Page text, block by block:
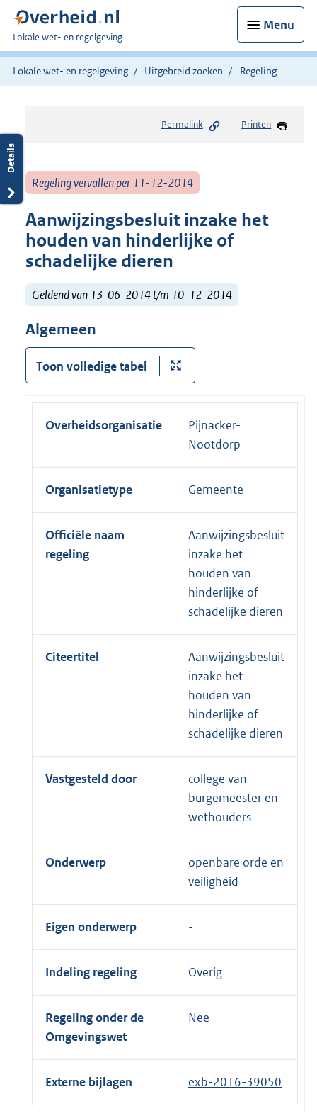
Menu
U
bent
hier:
Lokale wet- en regelgeving
Lokale wet- en regelgeving Uitgebreid zoeken Regeling
Permalink Printen
Regeling vervallen per 11-12-2014
Aanwijzingsbesluit inzake het
houden van hinderlijke of
schadelijke dieren
Geldend van 13-06-2014 t/m 10-12-2014
Algemeen
Toon volledige tabel
Overheidsorganisatie
Pijnacker-
Nootdorp
Organisatietype Gemeente
Officiële naam
regeling
Aanwijzingsbesluit
inzake het
houden van
hinderlijke of
schadelijke dieren
Citeertitel
Aanwijzingsbesluit
inzake het
houden van
hinderlijke of
schadelijke dieren
Vastgesteld door
college van
burgemeester en
wethouders
Onderwerp
openbare orde en
veiligheid
Eigen onderwerp
Indeling regeling Overig
Regeling onder de
Omgevingswet
Nee
Externe bijlagen exb-2016-39050